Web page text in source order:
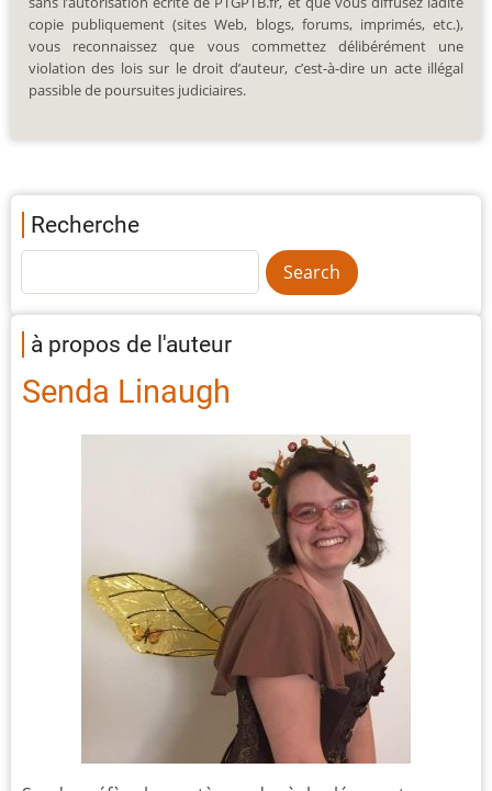
copie publiquement (sites Web, blogs, forums, imprimés, etc.),
vous reconnaissez que vous commettez délibérément une
violation des lois sur le droit d’auteur, c’est-à-dire un acte illégal
passible de poursuites judiciaires.
Recherche
à propos de l'auteur
Senda Linaugh